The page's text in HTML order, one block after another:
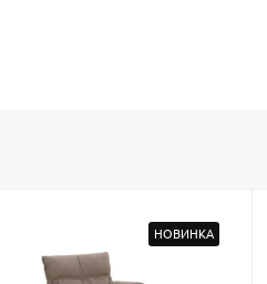
НОВИНКА